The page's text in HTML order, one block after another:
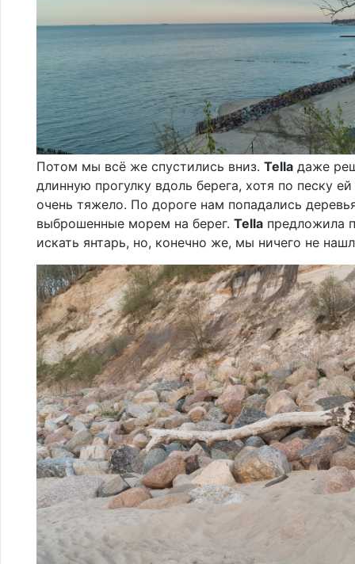
Потом мы всё же спустились вниз. Tella даже
длинную прогулку вдоль берега, хотя по песку
очень тяжело. По дороге нам попадались
выброшенные морем на берег. Tella предложила
искать янтарь, но, конечно же, мы ничего не